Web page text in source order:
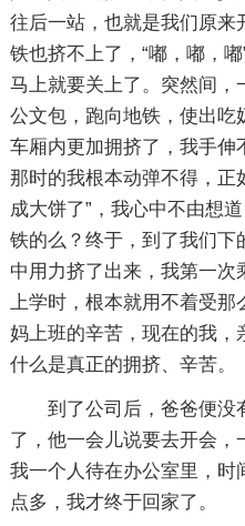
往后一站，也就是我们原来
铁也挤不上了，“嘟，嘟，
马上就要关上了。突然间，
公文包，跑向地铁，使出吃
车厢内更加拥挤了，我手伸
那时的我根本动弹不得，正
成大饼了”，我心中不由想
铁的么？终于，到了我们下
中用力挤了出来，我第一
上学时，根本就用不着受那
妈上班的辛苦，现在的我，
什么是真正的拥挤、辛苦。
到了公司后，爸爸便没
了，他一会儿说要去开会
我一个人待在办公室里，时
点多，我才终于回家了。